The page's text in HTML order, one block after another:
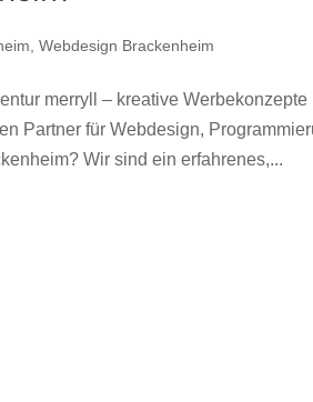
,Webdesign Brackenheim
merryll – kreative
Partner für Webdesign,
Wir sind ein erfahrenes,...